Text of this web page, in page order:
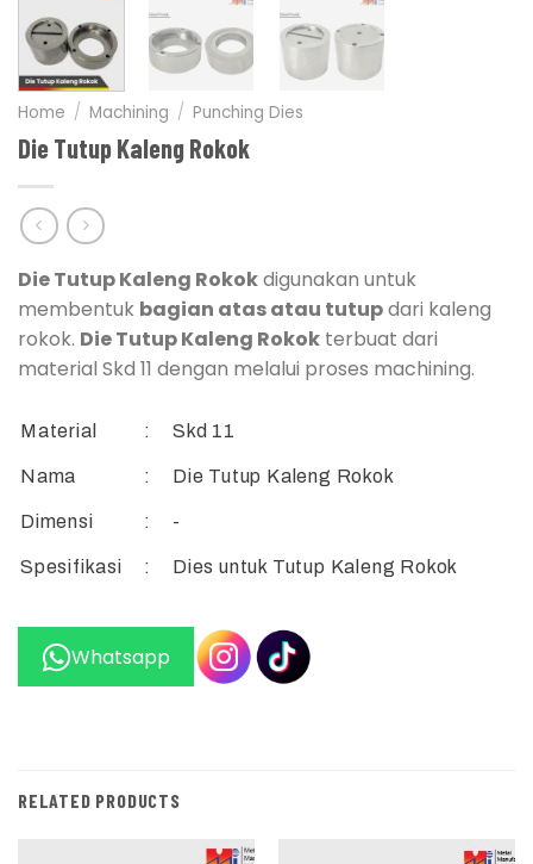
Home / Machining / Punching Dies
Die Tutup Kaleng Rokok
Die Tutup Kaleng Rokokdigunakan untuk
membentuk bagian atas atau tutupdari kaleng
rokok. Die Tutup Kaleng Rokok terbuat dari
material Skd 11 dengan melalui proses machining.
Material : Skd 11
Nama : Die Tutup Kaleng Rokok
Dimensi : -
Spesifikasi : Dies untuk Tutup Kaleng Rokok
Whatsapp
RELATED PRODUCTS